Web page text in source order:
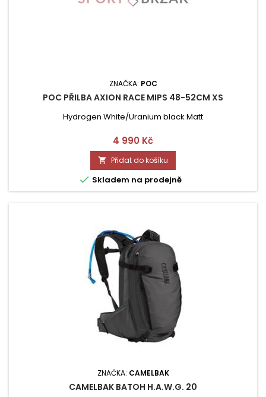
ZNAČKA: POC
POC PŘILBA AXION RACE MIPS 48-52CM XS
Hydrogen White/Uranium black Matt
Cena
4 990 Kč
 Přidat do košíku
 Skladem na prodejně
ZNAČKA: CAMELBAK
CAMELBAK BATOH H.A.W.G. 20